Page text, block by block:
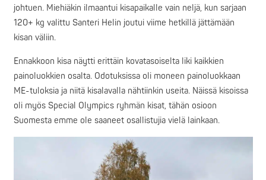
johtuen. Miehiäkin ilmaantui kisapaikalle vain neljä, kun sarjaan
120+ kg valittu Santeri Helin joutui viime hetkillä jättämään
kisan väliin.
Ennakkoon kisa näytti erittäin kovatasoiselta liki kaikkien
painoluokkien osalta. Odotuksissa oli moneen painoluokkaan
ME-tuloksia ja niitä kisalavalla nähtiinkin useita. Näissä kisoissa
oli myös Special Olympics ryhmän kisat, tähän osioon
Suomesta emme ole saaneet osallistujia vielä lainkaan.